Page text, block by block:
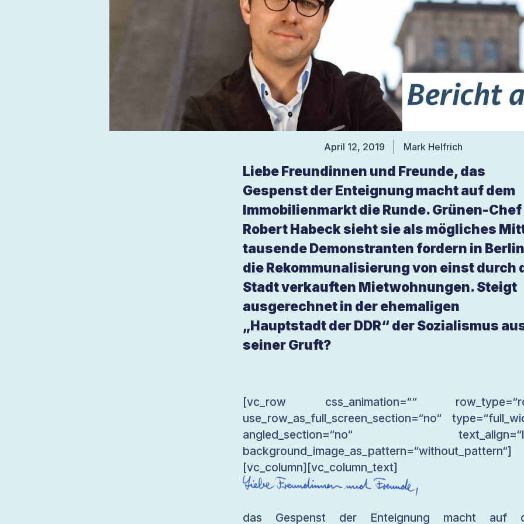
April 12, 2019 Mark Helfrich
Liebe Freundinnen und Freunde, das
Gespenst der Enteignung macht auf dem
Immobilienmarkt die Runde. Grünen-Chef
Robert Habeck sieht sie als mögliches
tausende Demonstranten fordern in Berlin
die Rekommunalisierung von einst durch
Stadt verkauften Mietwohnungen. Steigt
ausgerechnet in der ehemaligen
„Hauptstadt der DDR“ der Sozialismus
seiner Gruft?
[vc_row css_animation=““
use_row_as_full_screen_section=“no“
angled_section=“no“
background_image_as_pattern=“without_pattern“]
[vc_column][vc_column_text]
das Gespenst der Enteignung macht auf